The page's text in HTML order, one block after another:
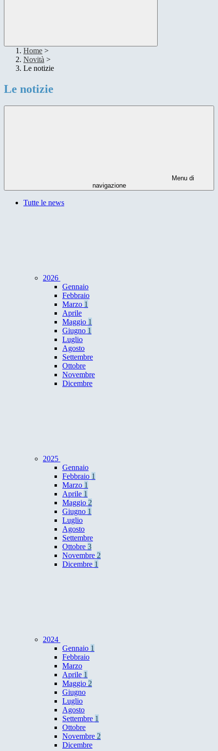
Home >
Novità >
Le notizie
Le notizie
Menu di
navigazione
Tutte le news
2026
Gennaio
Febbraio
Marzo 1
Aprile
Maggio 1
Giugno 1
Luglio
Agosto
Settembre
Ottobre
Novembre
Dicembre
2025
Gennaio
Febbraio 1
Marzo 1
Aprile 1
Maggio 2
Giugno 1
Luglio
Agosto
Settembre
Ottobre 3
Novembre 2
Dicembre 1
2024
Gennaio 1
Febbraio
Marzo
Aprile 1
Maggio 2
Giugno
Luglio
Agosto
Settembre 1
Ottobre
Novembre 2
Dicembre